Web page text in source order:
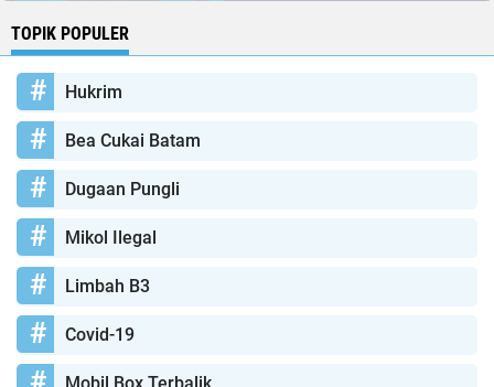
TOPIK POPULER
Hukrim
Bea Cukai Batam
Dugaan Pungli
Mikol Ilegal
Limbah B3
Covid-19